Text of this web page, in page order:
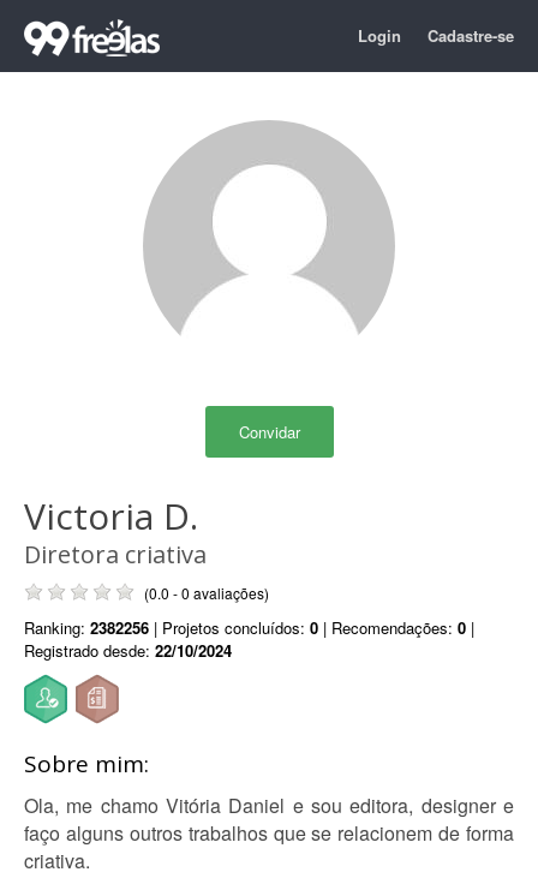
Login Cadastre-se
Convidar
Victoria D.
Diretora criativa
(0.0 - 0 avaliações)
Ranking: 2382256 | Projetos concluídos: 0 | Recomendações: 0 |
Registrado desde: 22/10/2024
Sobre mim:
Ola, me chamo Vitória Daniel e sou editora, designer e
faço alguns outros trabalhos que se relacionem de forma
criativa.